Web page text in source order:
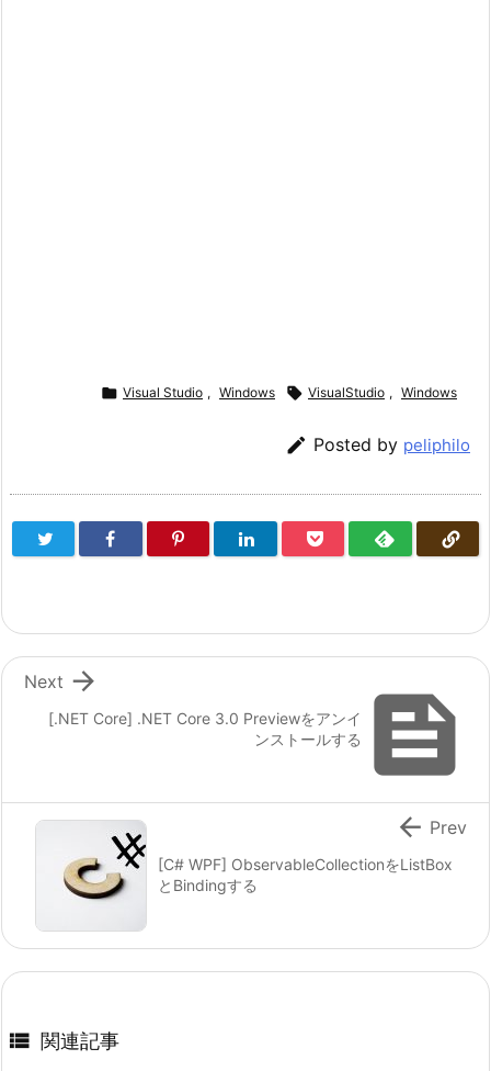
 Visual Studio , Windows  VisualStudio , Windows
 Posted by peliphilo

[.NET Core] .NET Core 3.0 Previewをアンイ
ンストールする

Next
[C# WPF] ObservableCollectionをListBox
とBindingする
 Prev
 関連記事